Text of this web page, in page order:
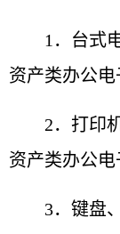
1．台式
资产类办公电
2．打印
资产类办公电
3．键盘